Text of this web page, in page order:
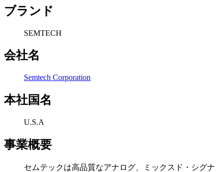
ブランド
SEMTECH
会社名
Semtech Corporation
本社国名
U.S.A
事業概要
セムテックは高品質なアナログ、ミックスド・シグナ